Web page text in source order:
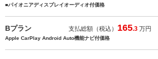
■パイオニアディスプレイオーディオ付価格
Bプラン 支払総額（税込） 165.3 万円
Apple CarPlay Android Auto機能ナビ付価格